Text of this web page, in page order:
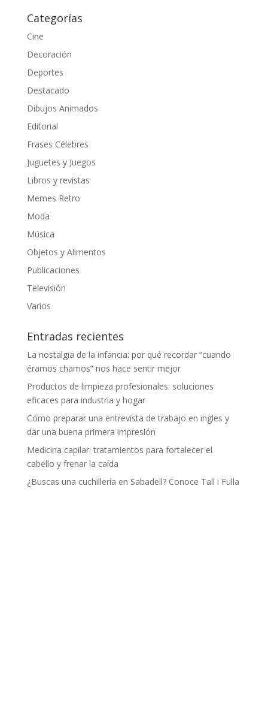
Categorías
Cine
Decoración
Deportes
Destacado
Dibujos Animados
Editorial
Frases Célebres
Juguetes y Juegos
Libros y revistas
Memes Retro
Moda
Música
Objetos y Alimentos
Publicaciones
Televisión
Varios
Entradas recientes
La nostalgia de la infancia: por qué recordar “cuando
éramos chamos” nos hace sentir mejor
Productos de limpieza profesionales: soluciones
eficaces para industria y hogar
Cómo preparar una entrevista de trabajo en ingles y
dar una buena primera impresión
Medicina capilar: tratamientos para fortalecer el
cabello y frenar la caída
¿Buscas una cuchillería en Sabadell? Conoce Tall i Fulla